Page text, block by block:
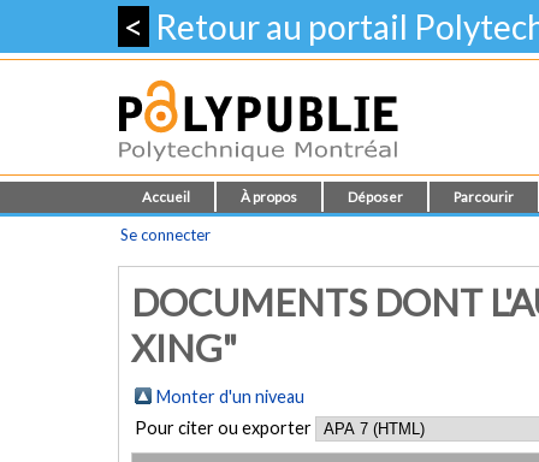
< Retour au portail
Accueil À propos Déposer Parcourir
Se connecter
DOCUMENTS DONT
XING"
Monter d'un niveau
Pour citer ou exporter